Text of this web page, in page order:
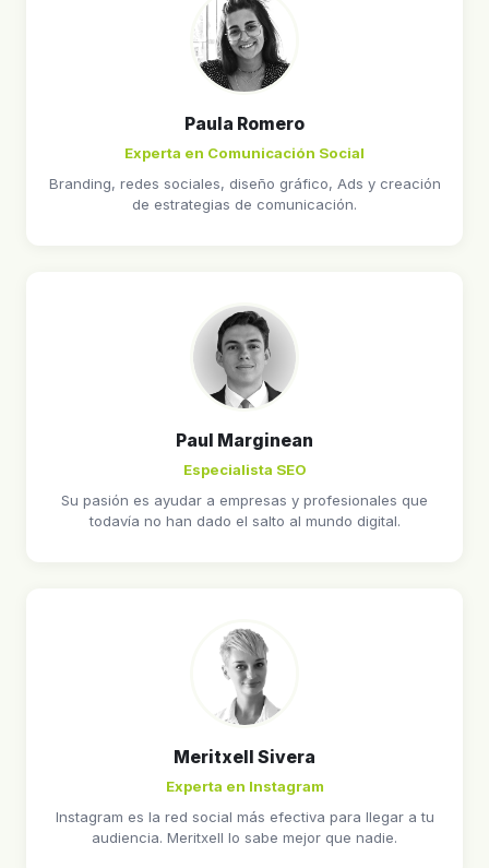
Paula Romero
Experta en Comunicación Social
Branding, redes sociales, diseño gráfico, Ads y creación
de estrategias de comunicación.
Paul Marginean
Especialista SEO
Su pasión es ayudar a empresas y profesionales que
todavía no han dado el salto al mundo digital.
Meritxell Sivera
Experta en Instagram
Instagram es la red social más efectiva para llegar a tu
audiencia. Meritxell lo sabe mejor que nadie.